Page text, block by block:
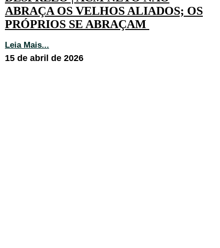
ABRAÇA OS VELHOS ALIADOS; OS
PRÓPRIOS SE ABRAÇAM
Leia Mais...
15 de abril de 2026